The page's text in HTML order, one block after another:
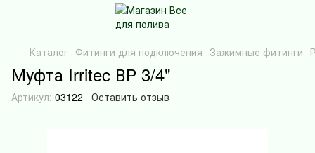
Каталог Фитинги для подключения Зажимные фитинги
Муфта Irritec ВР 3/4"
Артикул: 03122 Оставить отзыв